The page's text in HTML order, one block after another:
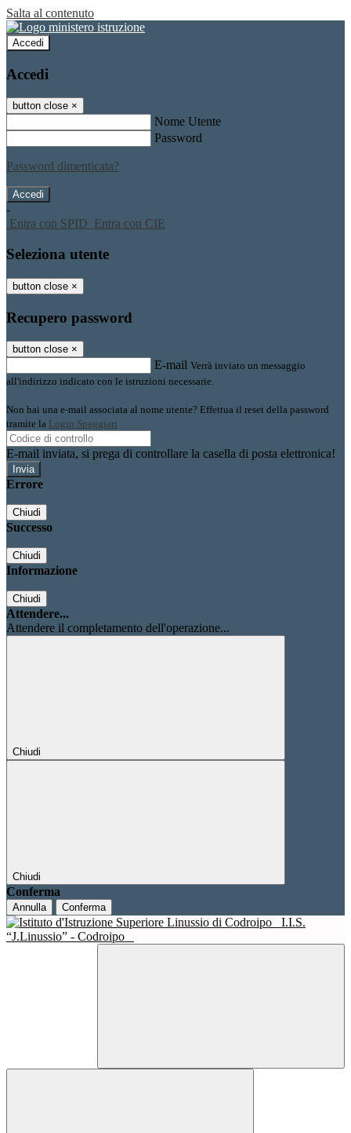
Salta al contenuto
Accedi
Accedi
button close ×
Nome Utente
Password
Password dimenticata?
-
Entra con SPID Entra con CIE
Seleziona utente
button close ×
Recupero password
button close ×
E-mail Verrà inviato un messaggio
all'indirizzo indicato con le istruzioni necessarie.
Non hai una e-mail associata al nome utente? Effettua il reset della password
tramite la Login Spaggiari
E-mail inviata, si prega di controllare la casella di posta elettronica!
Errore
Chiudi
Successo
Chiudi
Informazione
Chiudi
Attendere...
Attendere il completamento dell'operazione...
Chiudi
Chiudi
Conferma
Annulla Conferma
I.I.S.
“J.Linussio” - Codroipo